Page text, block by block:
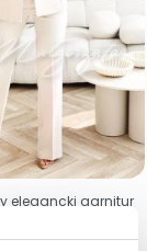
elegancki garnitur
Loreta